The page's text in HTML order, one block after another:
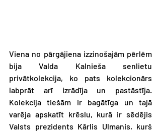
Viena no pārgājiena izzinošajām pērlēm
bija Valda Kalnieša senlietu
privātkolekcija, ko pats kolekcionārs
labprāt arī izrādīja un pastāstīja.
Kolekcija tiešām ir bagātīga un tajā
varēja apskatīt krēslu, kurā ir sēdējis
Valsts prezidents Kārlis Ulmanis, kurš